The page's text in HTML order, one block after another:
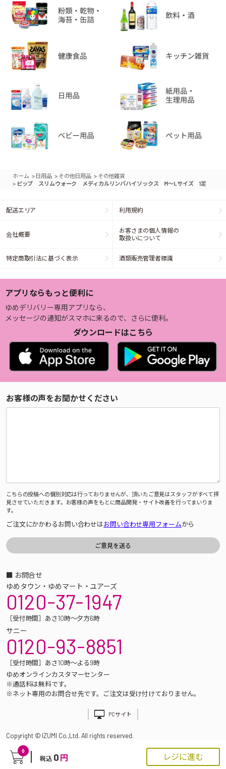
0
税込 0 円 レジに進む
ホーム > 日用品 > その他日用品 > その他雑貨
> ピップ スリムウォーク メディカルリンパハイソックス M～Lサイズ 1足
配送エリア 利用規約
会社概要
お客さまの個人情報の
取扱いについて
特定商取引法に基づく表示 酒類販売管理者標識
アプリならもっと便利に
ゆめデリバリー専用アプリなら、
メッセージの通知がスマホに来るので、さらに便利。
ダウンロードはこちら
お客様の声をお聞かせください
こちらの投稿への個別対応は行っておりませんが、頂いたご意見はスタッフがすべて拝
見させていただきます。お客様の声をもとに商品開発・サイト改善を行ってまいりま
す。
ご注文にかかわるお問い合わせはお問い合わせ専用フォームから
■ お問合せ
ゆめタウン・ゆめマート・ユアーズ
0120-37-1947
［受付時間］あさ10時～夕方6時
サニー
0120-93-8851
［受付時間］あさ10時～よる9時
ゆめオンラインカスタマーセンター
※通話料は無料です。
※ネット専用のお問合せ先です。ご注文は受け付けておりません。
PCサイト
Copyright © IZUMI Co.,Ltd. All rights reserved.